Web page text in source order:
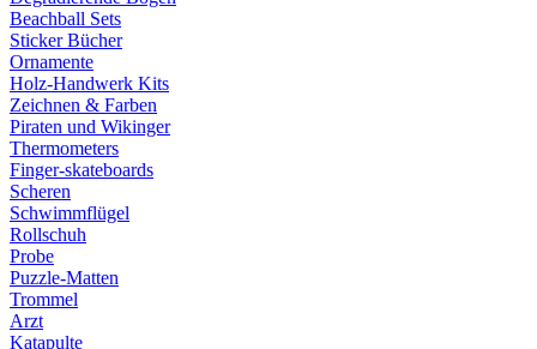
Beachball Sets
Sticker Bücher
Ornamente
Holz-Handwerk Kits
Zeichnen & Farben
Piraten und Wikinger
Thermometers
Finger-skateboards
Scheren
Schwimmflügel
Rollschuh
Probe
Puzzle-Matten
Trommel
Arzt
Katapulte